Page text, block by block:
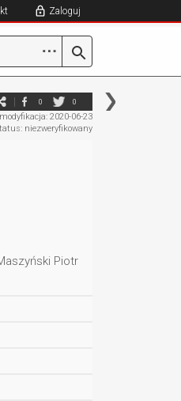
Zaloguj
⋯
0 0
2020-06-23
niezweryfikowany
Piotr